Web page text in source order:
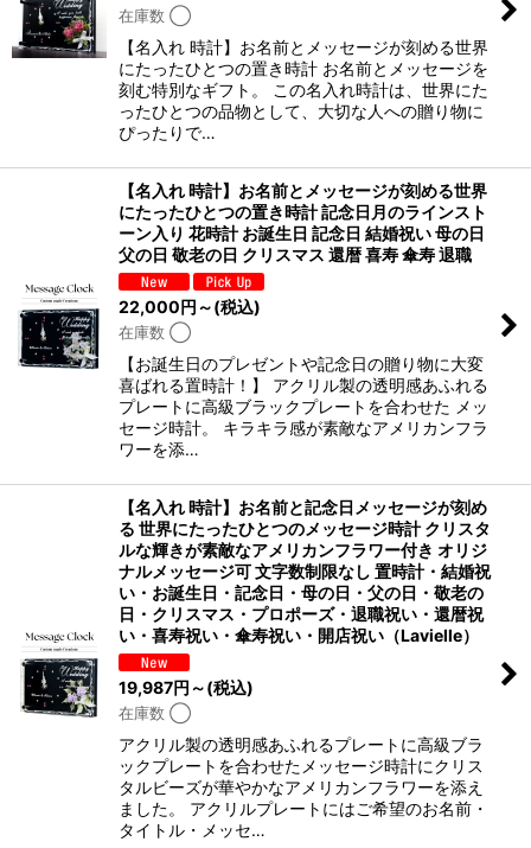
在庫数 ◯
【名入れ 時計】お名前とメッセージが刻める世界
にたったひとつの置き時計 お名前とメッセージを
刻む特別なギフト。 この名入れ時計は、世界にた
ったひとつの品物として、大切な人への贈り物に
ぴったりで…
【名入れ 時計】お名前とメッセージが刻める世界
にたったひとつの置き時計 記念日月のラインスト
ーン入り 花時計 お誕生日 記念日 結婚祝い 母の日
父の日 敬老の日 クリスマス 還暦 喜寿 傘寿 退職
22,000円 ～(税込)
在庫数 ◯
【お誕生日のプレゼントや記念日の贈り物に大変
喜ばれる置時計！】 アクリル製の透明感あふれる
プレートに高級ブラックプレートを合わせた メッ
セージ時計。 キラキラ感が素敵なアメリカンフラ
ワーを添…
【名入れ 時計】お名前と記念日メッセージが刻め
る 世界にたったひとつのメッセージ時計 クリスタ
ルな輝きが素敵なアメリカンフラワー付き オリジ
ナルメッセージ可 文字数制限なし 置時計・結婚祝
い・お誕生日・記念日・母の日・父の日・敬老の
日・クリスマス・プロポーズ・退職祝い・還暦祝
い・喜寿祝い・傘寿祝い・開店祝い（Lavielle）
19,987円 ～(税込)
在庫数 ◯
アクリル製の透明感あふれるプレートに高級ブラ
ックプレートを合わせたメッセージ時計にクリス
タルビーズが華やかなアメリカンフラワーを添え
ました。 アクリルプレートにはご希望のお名前・
タイトル・メッセ…